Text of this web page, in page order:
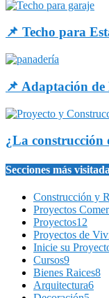
📌 Techo para
📌 Adaptación
¿La construcción
Secciones más
Construcción y
Proyectos
Proyectos12
Proyectos de
Inicie su
Cursos9
Bienes Raices8
Arquitectura6